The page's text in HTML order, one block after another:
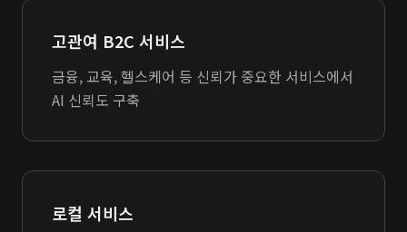
고관여 B2C 서비스
금융, 교육, 헬스케어 등 신뢰가 중요한 서비스에서
AI 신뢰도 구축
로컬 서비스